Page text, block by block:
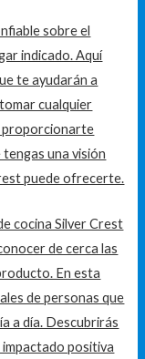
sobre el
indicado. Aquí
te ayudarán a
cualquier
proporcionarte
una visión
puede ofrecerte.
cocina Silver Crest
de cerca las
En esta
de personas que
a día. Descubrirás
impactado positiva